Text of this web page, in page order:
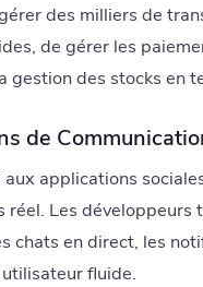
des milliers de
de gérer les
gestion des stocks en
de
applications
Les
chats en direct, les
fluide.